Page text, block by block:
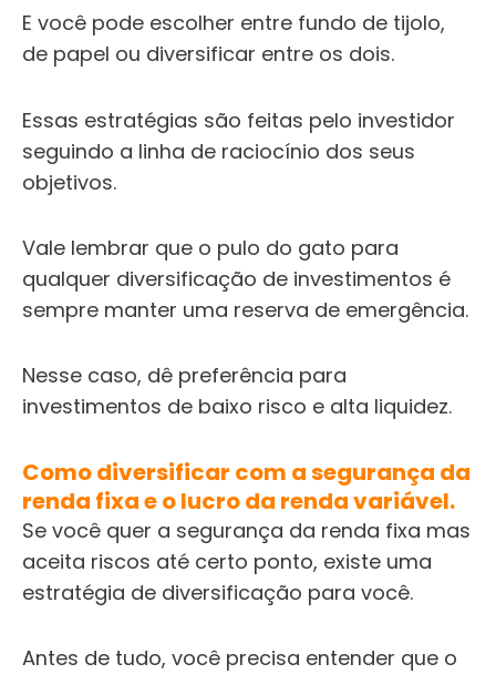
E você pode escolher entre fundo de tijolo,
de papel ou diversificar entre os dois.
Essas estratégias são feitas pelo investidor
seguindo a linha de raciocínio dos seus
objetivos.
Vale lembrar que o pulo do gato para
qualquer diversificação de investimentos é
sempre manter uma reserva de emergência.
Nesse caso, dê preferência para
investimentos de baixo risco e alta liquidez.
Como diversificar com a segurança da
renda fixa e o lucro da renda variável.
Se você quer a segurança da renda fixa mas
aceita riscos até certo ponto, existe uma
estratégia de diversificação para você.
Antes de tudo, você precisa entender que o